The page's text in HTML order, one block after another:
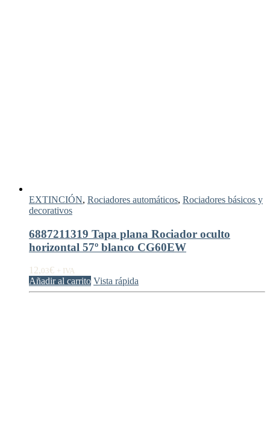
EXTINCIÓN, Rociadores automáticos, Rociadores básicos y
decorativos
6887211319 Tapa plana Rociador oculto
horizontal 57º blanco CG60EW
12,03€ + IVA
Añadir al carrito Vista rápida